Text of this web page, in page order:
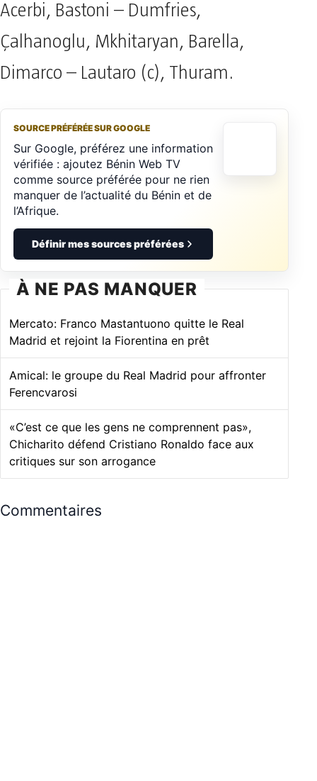
Acerbi, Bastoni – Dumfries,
Çalhanoglu, Mkhitaryan, Barella,
Dimarco – Lautaro (c), Thuram.
SOURCE PRÉFÉRÉE SUR GOOGLE
Sur Google, préférez une information
vérifiée : ajoutez Bénin Web TV
comme source préférée pour ne rien
manquer de l’actualité du Bénin et de
l’Afrique.
Définir mes sources préférées
À NE PAS MANQUER
Mercato: Franco Mastantuono quitte le Real
Madrid et rejoint la Fiorentina en prêt
Amical: le groupe du Real Madrid pour affronter
Ferencvarosi
«C’est ce que les gens ne comprennent pas»,
Chicharito défend Cristiano Ronaldo face aux
critiques sur son arrogance
Commentaires